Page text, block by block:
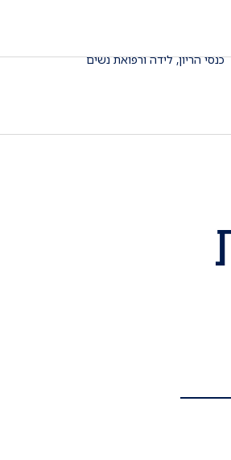
כנסי הריון, לידה ורפואת נשים